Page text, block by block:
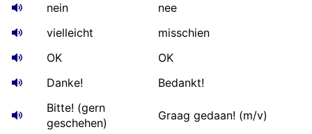
nein
nee
vielleicht
misschien
OK
OK
Danke!
Bedankt!
Bitte! (gern
geschehen)
Graag gedaan! (m/v)